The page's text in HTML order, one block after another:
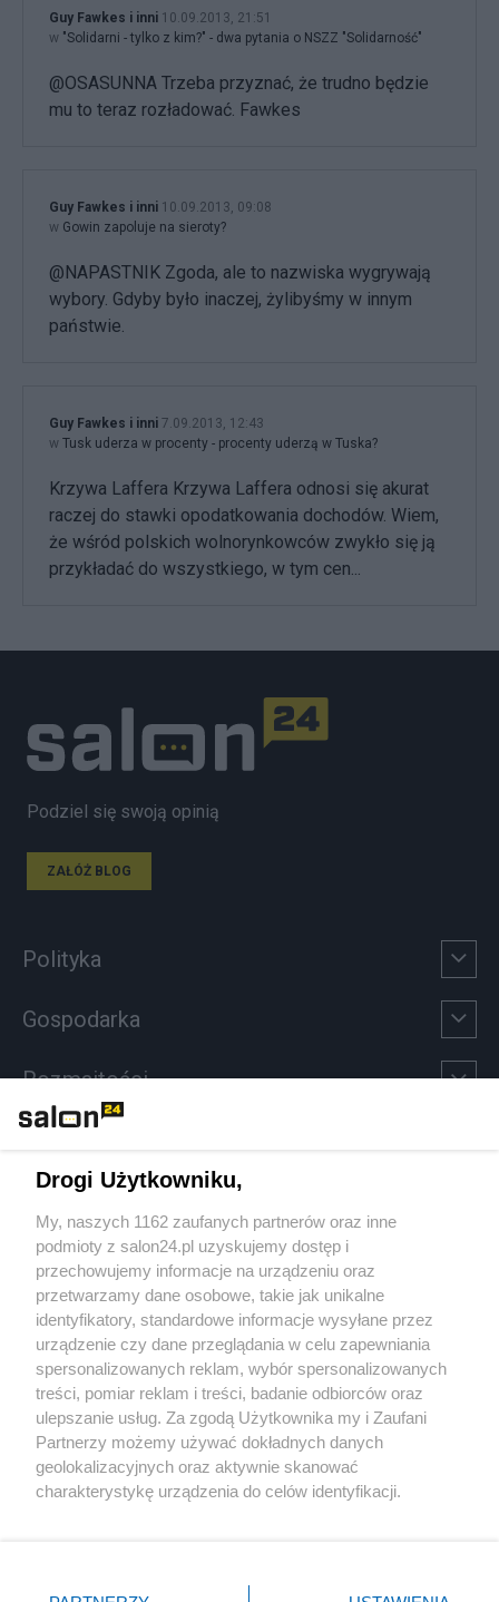
Guy Fawkes i inni 10.09.2013, 21:51
w "Solidarni - tylko z kim?" - dwa pytania o NSZZ "Solidarność"
@OSASUNNA Trzeba przyznać, że trudno będzie
mu to teraz rozładować. Fawkes
Guy Fawkes i inni 10.09.2013, 09:08
w Gowin zapoluje na sieroty?
@NAPASTNIK Zgoda, ale to nazwiska wygrywają
wybory. Gdyby było inaczej, żylibyśmy w innym
państwie.
Guy Fawkes i inni 7.09.2013, 12:43
w Tusk uderza w procenty - procenty uderzą w Tuska?
Krzywa Laffera Krzywa Laffera odnosi się akurat
raczej do stawki opodatkowania dochodów. Wiem,
że wśród polskich wolnorynkowców zwykło się ją
przykładać do wszystkiego, w tym cen...
Podziel się swoją opinią
ZAŁÓŻ BLOG
Polityka
Gospodarka
Rozmaitości
Sport
Społeczeństwo
Kultura
X Facebook Instagram Youtube
Drogi Użytkowniku,
My, naszych 1162 zaufanych partnerów oraz inne
podmioty z salon24.pl uzyskujemy dostęp i
przechowujemy informacje na urządzeniu oraz
przetwarzamy dane osobowe, takie jak unikalne
identyfikatory, standardowe informacje wysyłane przez
urządzenie czy dane przeglądania w celu zapewniania
spersonalizowanych reklam, wybór spersonalizowanych
treści, pomiar reklam i treści, badanie odbiorców oraz
ulepszanie usług. Za zgodą Użytkownika my i Zaufani
Partnerzy możemy używać dokładnych danych
geolokalizacyjnych oraz aktywnie skanować
charakterystykę urządzenia do celów identyfikacji.
zmienić/wycofać klikając przycisk ustawień prywatności